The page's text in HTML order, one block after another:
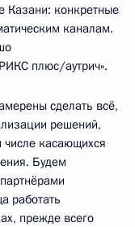
Казани: конкретные
каналам.
плюс/аутрич».
сделать всё,
решений,
касающихся
Будем
работать
прежде всего